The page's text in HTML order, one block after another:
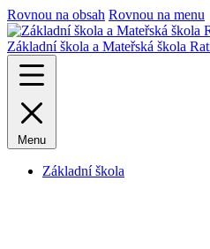
Rovnou na obsah Rovnou na menu
Základní škola a Mateřská škola
Menu
Základní škola